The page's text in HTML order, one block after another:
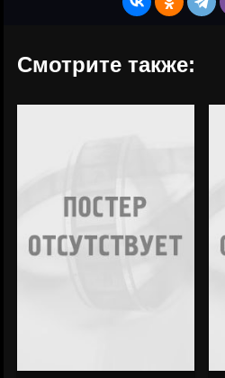
Смотрите также: